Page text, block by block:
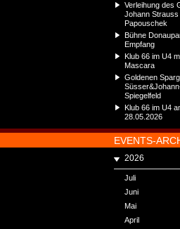
Verleihung des
Johann Strauss
Papouschek
Bühne
Empfang
Klub 66 im U4
Mascara
Goldenen
Spiegelfeld
Klub 66 im U4
28.05.2026
EVENTS-
2026
Juli
Juni
Mai
April